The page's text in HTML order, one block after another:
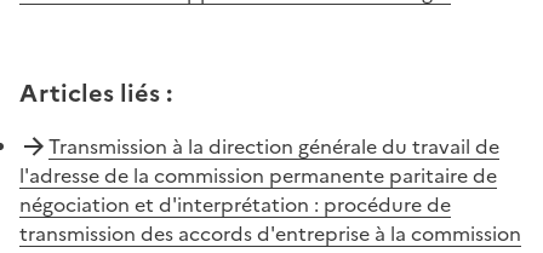
Articles liés :
Transmission à la direction générale du travail de
l'adresse de la commission permanente paritaire de
négociation et d'interprétation : procédure de
transmission des accords d'entreprise à la commission